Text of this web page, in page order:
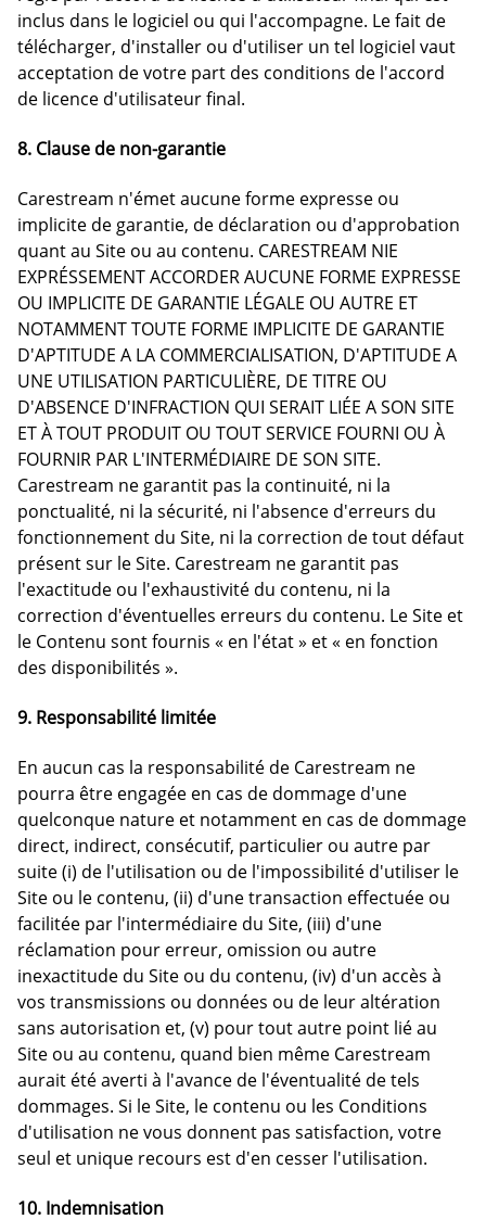
inclus dans le logiciel ou qui l'accompagne. Le fait de
télécharger, d'installer ou d'utiliser un tel logiciel vaut
acceptation de votre part des conditions de l'accord
de licence d'utilisateur final.
8. Clause de non-garantie
Carestream n'émet aucune forme expresse ou
implicite de garantie, de déclaration ou d'approbation
quant au Site ou au contenu. CARESTREAM NIE
EXPRÉSSEMENT ACCORDER AUCUNE FORME EXPRESSE
OU IMPLICITE DE GARANTIE LÉGALE OU AUTRE ET
NOTAMMENT TOUTE FORME IMPLICITE DE GARANTIE
D'APTITUDE A LA COMMERCIALISATION, D'APTITUDE A
UNE UTILISATION PARTICULIÈRE, DE TITRE OU
D'ABSENCE D'INFRACTION QUI SERAIT LIÉE A SON SITE
ET À TOUT PRODUIT OU TOUT SERVICE FOURNI OU À
FOURNIR PAR L'INTERMÉDIAIRE DE SON SITE.
Carestream ne garantit pas la continuité, ni la
ponctualité, ni la sécurité, ni l'absence d'erreurs du
fonctionnement du Site, ni la correction de tout défaut
présent sur le Site. Carestream ne garantit pas
l'exactitude ou l'exhaustivité du contenu, ni la
correction d'éventuelles erreurs du contenu. Le Site et
le Contenu sont fournis « en l'état » et « en fonction
des disponibilités ».
9. Responsabilité limitée
En aucun cas la responsabilité de Carestream ne
pourra être engagée en cas de dommage d'une
quelconque nature et notamment en cas de dommage
direct, indirect, consécutif, particulier ou autre par
suite (i) de l'utilisation ou de l'impossibilité d'utiliser le
Site ou le contenu, (ii) d'une transaction effectuée ou
facilitée par l'intermédiaire du Site, (iii) d'une
réclamation pour erreur, omission ou autre
inexactitude du Site ou du contenu, (iv) d'un accès à
vos transmissions ou données ou de leur altération
sans autorisation et, (v) pour tout autre point lié au
Site ou au contenu, quand bien même Carestream
aurait été averti à l'avance de l'éventualité de tels
dommages. Si le Site, le contenu ou les Conditions
d'utilisation ne vous donnent pas satisfaction, votre
seul et unique recours est d'en cesser l'utilisation.
10. Indemnisation